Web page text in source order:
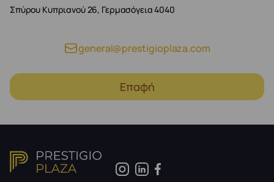
Σπύρου Κυπριανού 26, Γερμασόγεια 4040
general@prestigioplaza.com
Επαφή